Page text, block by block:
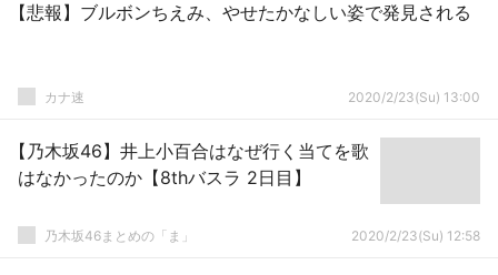
【悲報】ブルボンちえみ、やせたかなしい姿で発見される
カナ速 2020/2/23(Su) 13:00
【乃木坂46】井上小百合はなぜ行く当てを歌
はなかったのか【8thバスラ 2日目】
乃木坂46まとめの「ま」 2020/2/23(Su) 12:58